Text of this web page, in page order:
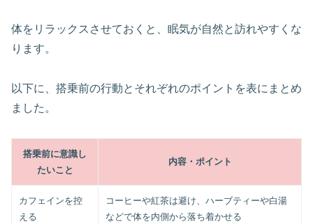
体をリラックスさせておくと、眠気が自然と訪れやすくな
ります。
以下に、搭乗前の行動とそれぞれのポイントを表にまとめ
ました。
搭乗前に意識し
たいこと
内容・ポイント
カフェインを控
える
コーヒーや紅茶は避け、ハーブティーや白湯
などで体を内側から落ち着かせる